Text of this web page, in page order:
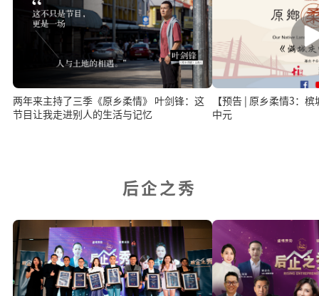
两年来主持了三季《原乡柔情》 叶剑锋：这
节目让我走进别人的生活与记忆
【预告 | 原乡柔情3：
中元
后企之秀